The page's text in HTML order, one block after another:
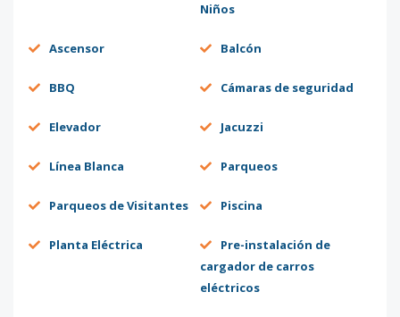
Niños
Ascensor Balcón
BBQ Cámaras de seguridad
Elevador Jacuzzi
Línea Blanca Parqueos
Parqueos de Visitantes Piscina
Planta Eléctrica
Pre-instalación de
cargador de carros
eléctricos